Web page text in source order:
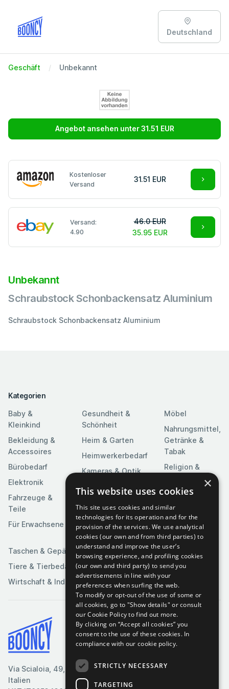
Deutschland
Geschäft Unbekannt
Angebot ansehen unter 31.51 EUR
Kostenloser
Versand
31.51 EUR
Versand:
4.90
46.0 EUR
35.95 EUR
Unbekannt
Schraubstock Schonbackensatz Aluminium
Schraubstock Schonbackensatz Aluminium
Kategorien
Baby &
Kleinkind
Bekleidung &
Accessoires
Bürobedarf
Elektronik
Fahrzeuge &
Teile
Für Erwachsene
Gesundheit &
Schönheit
Heim & Garten
Heimwerkerbedarf
Kameras & Optik
Kunst &
Unterhaltung
Medien
Möbel
Nahrungsmittel,
Getränke &
Tabak
Religion &
Feierlichkeiten
Software
Spielzeuge &
Spiele
Sportartikel
Taschen & Gepäck
Tiere & Tierbedarf
Wirtschaft & Industrie
Via Scialoia, 49, Florenz,
Italien
Bedingungen & Konditionen
Cookie-Richtlinie
Datenschutzrichtlinie
×
This website uses cookies
This site uses cookies and similar
technologies for its operation and for the
provision of the services. We use analytical
cookies (our own and from third parties) to
understand and improve the user’s
browsing experience, and profiling cookies
(our own and third party) to send you
advertisements in line with your
preferences when surfing the web.
To modify or opt-out of the use of some or
all cookies, go to "Show details" or consult
our Cookie Policy to find out more.
By clicking on “Accept all cookies” you
consent to the use of these cookies. In
compliance with our cookie policy.
STRICTLY NECESSARY
TARGETING